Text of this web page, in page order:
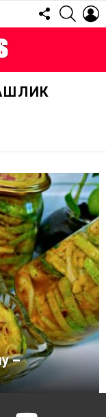
FOLLOW
US
–
youtube